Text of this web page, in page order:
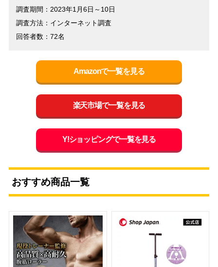
調査期間：2023年1月6日～10日
調査方法：インターネット調査
回答者数：72名
Amazonで一覧を見る
楽天市場で一覧を見る
Y!ショッピングで一覧を見る
おすすめ商品一覧